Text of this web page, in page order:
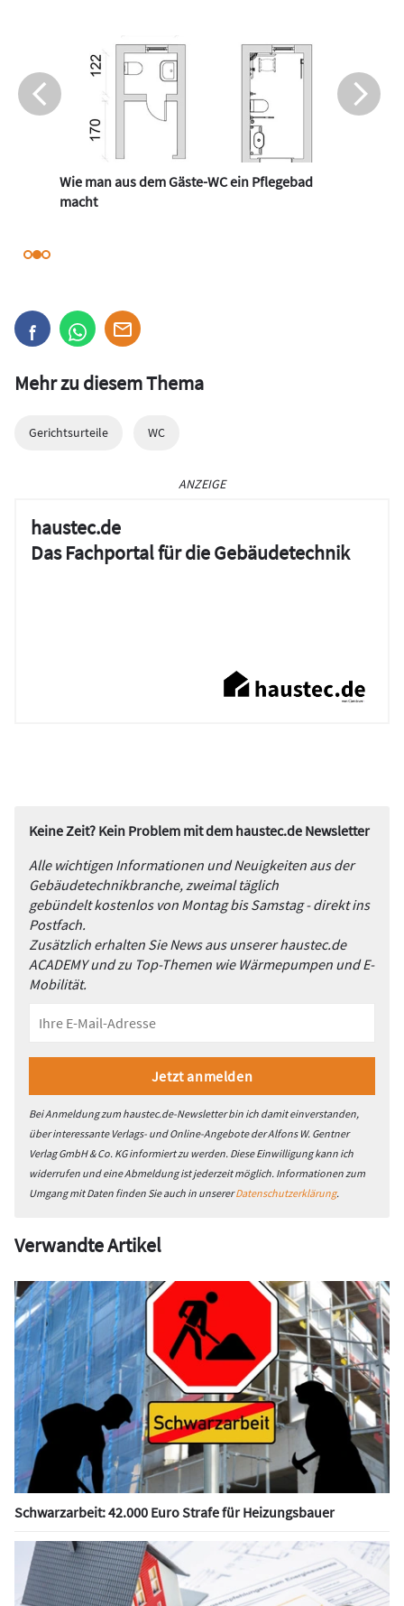
Wie man aus dem Gäste-WC ein Pflegebad
macht
Mehr zu diesem Thema
Gerichtsurteile WC
ANZEIGE
haustec.de
Das Fachportal für die Gebäudetechnik
Keine Zeit? Kein Problem mit dem haustec.de Newsletter
Alle wichtigen Informationen und Neuigkeiten aus der
Gebäudetechnikbranche, zweimal täglich
gebündelt kostenlos von Montag bis Samstag - direkt ins
Postfach.
Zusätzlich erhalten Sie News aus unserer haustec.de
ACADEMY und zu Top-Themen wie Wärmepumpen und E-
Mobilität.
Bei Anmeldung zum haustec.de-Newsletter bin ich damit einverstanden,
über interessante Verlags- und Online-Angebote der Alfons W. Gentner
Verlag GmbH & Co. KG informiert zu werden. Diese Einwilligung kann ich
widerrufen und eine Abmeldung ist jederzeit möglich. Informationen zum
Umgang mit Daten finden Sie auch in unsererDatenschutzerklärung.
Verwandte Artikel
Schwarzarbeit: 42.000 Euro Strafe für Heizungsbauer